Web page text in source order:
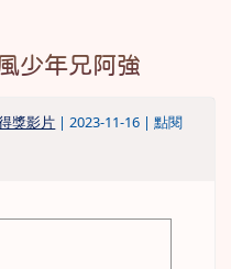
少年兄阿強
獎影片 | 2023-11-16 | 點閱